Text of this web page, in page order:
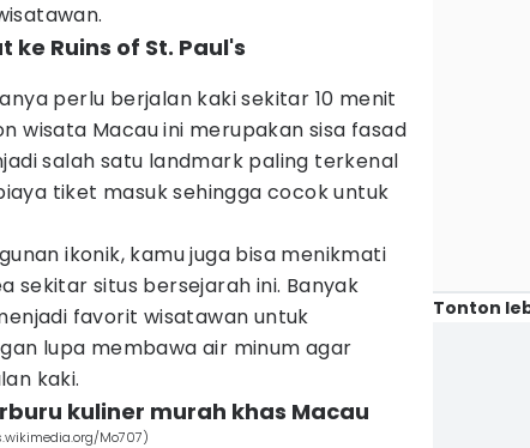
ke Ruins of St. Paul's
perlu berjalan kaki sekitar 10 menit
wisata Macau ini merupakan sisa fasad
salah satu landmark paling terkenal
tiket masuk sehingga cocok untuk
ikonik, kamu juga bisa menikmati
sekitar situs bersejarah ini. Banyak
favorit wisatawan untuk
lupa membawa air minum agar
kaki.
kuliner murah khas Macau
Mo707)
Tonton